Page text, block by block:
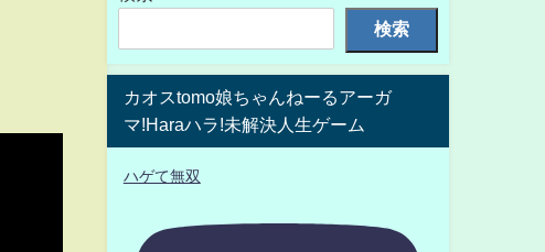
検索
カオスtomo娘ちゃんねーるアーガ
マ!Haraハラ!未解決人生ゲーム
ハゲて無双